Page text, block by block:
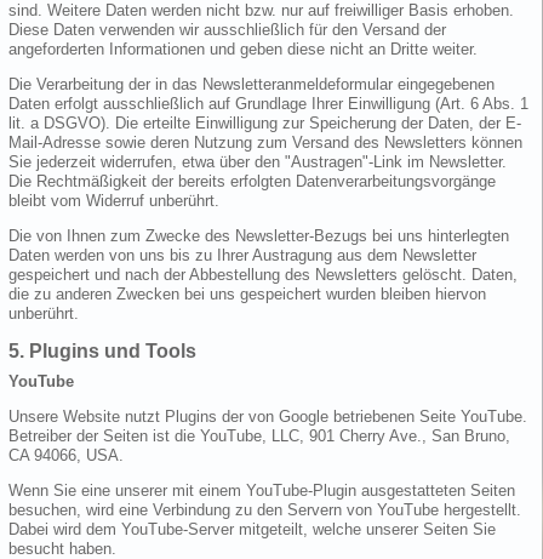
sind. Weitere Daten werden nicht bzw. nur auf freiwilliger Basis erhoben.
Diese Daten verwenden wir ausschließlich für den Versand der
angeforderten Informationen und geben diese nicht an Dritte weiter.
Die Verarbeitung der in das Newsletteranmeldeformular eingegebenen
Daten erfolgt ausschließlich auf Grundlage Ihrer Einwilligung (Art. 6 Abs. 1
lit. a DSGVO). Die erteilte Einwilligung zur Speicherung der Daten, der E-
Mail-Adresse sowie deren Nutzung zum Versand des Newsletters können
Sie jederzeit widerrufen, etwa über den "Austragen"-Link im Newsletter.
Die Rechtmäßigkeit der bereits erfolgten Datenverarbeitungsvorgänge
bleibt vom Widerruf unberührt.
Die von Ihnen zum Zwecke des Newsletter-Bezugs bei uns hinterlegten
Daten werden von uns bis zu Ihrer Austragung aus dem Newsletter
gespeichert und nach der Abbestellung des Newsletters gelöscht. Daten,
die zu anderen Zwecken bei uns gespeichert wurden bleiben hiervon
unberührt.
5. Plugins und Tools
YouTube
Unsere Website nutzt Plugins der von Google betriebenen Seite YouTube.
Betreiber der Seiten ist die YouTube, LLC, 901 Cherry Ave., San Bruno,
CA 94066, USA.
Wenn Sie eine unserer mit einem YouTube-Plugin ausgestatteten Seiten
besuchen, wird eine Verbindung zu den Servern von YouTube hergestellt.
Dabei wird dem YouTube-Server mitgeteilt, welche unserer Seiten Sie
besucht haben.